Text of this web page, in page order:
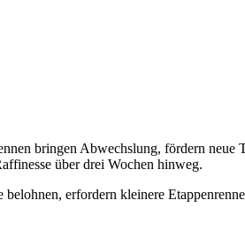
bringen Abwechslung, fördern neue
über drei Wochen hinweg.
erfordern kleinere